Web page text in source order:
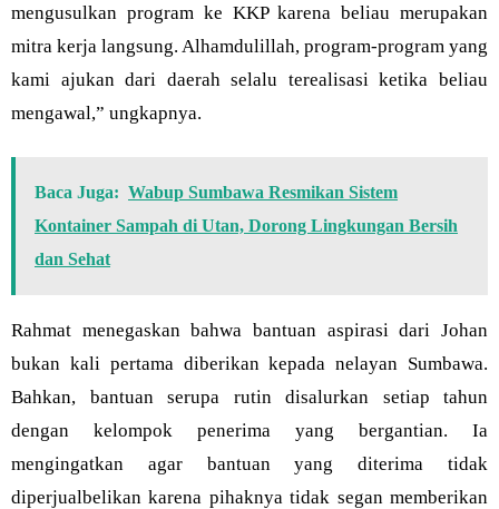
mengusulkan program ke KKP karena beliau merupakan
mitra kerja langsung. Alhamdulillah, program-program yang
kami ajukan dari daerah selalu terealisasi ketika beliau
mengawal,” ungkapnya.
Baca Juga: Wabup Sumbawa Resmikan Sistem
Kontainer Sampah di Utan, Dorong Lingkungan Bersih
dan Sehat
Rahmat menegaskan bahwa bantuan aspirasi dari Johan
bukan kali pertama diberikan kepada nelayan Sumbawa.
Bahkan, bantuan serupa rutin disalurkan setiap tahun
dengan kelompok penerima yang bergantian. Ia
mengingatkan agar bantuan yang diterima tidak
diperjualbelikan karena pihaknya tidak segan memberikan